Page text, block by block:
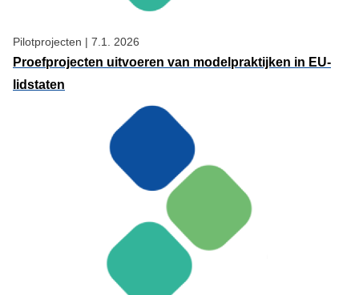
Pilotprojecten | 7.1. 2026
Proefprojecten uitvoeren van modelpraktijken in EU-
lidstaten